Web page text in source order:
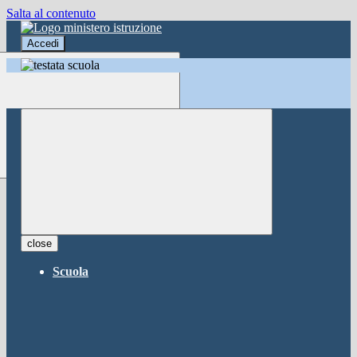
Salta al contenuto
Accedi
Accedi
button close ×
close
Scuola